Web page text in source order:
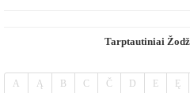
Tarptautiniai
A Ą B C Č D E Ę